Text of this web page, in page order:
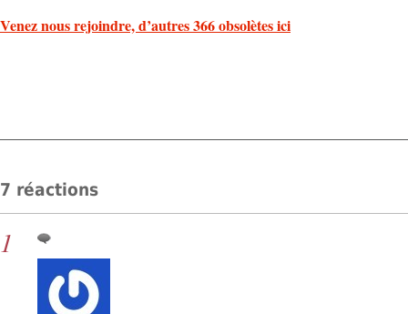
Venez nous rejoindre, d’autres 366 obsolètes ici
7 réactions
1